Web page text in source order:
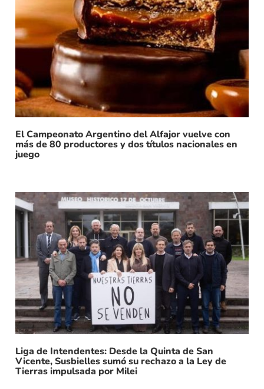
El Campeonato Argentino del Alfajor vuelve con
más de 80 productores y dos títulos nacionales en
juego
Liga de Intendentes: Desde la Quinta de San
Vicente, Susbielles sumó su rechazo a la Ley de
Tierras impulsada por Milei